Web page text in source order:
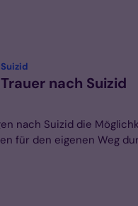
nach Suizid
nach Suizid die
für den eigenen Weg